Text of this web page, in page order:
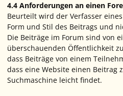
4.4 Anforderungen an einen
Beurteilt wird der Verfasser
Form und Stil des Beitrags und
Die Beiträge im Forum sind von
überschauenden Öffentlichkeit
dass Beiträge von einem
dass eine Website einen
Suchmaschine leicht findet.